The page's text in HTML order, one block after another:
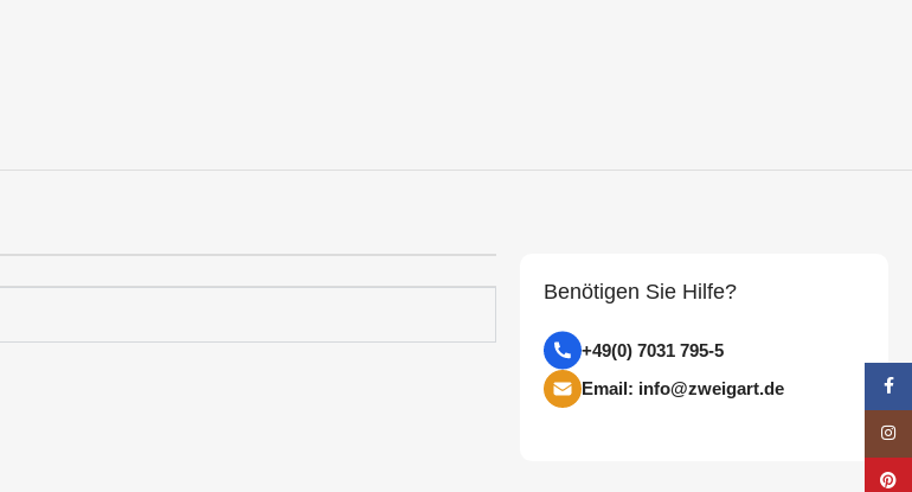
Benötigen Sie Hilfe?
+49(0) 7031 795-5
Email: info@zweigart.de